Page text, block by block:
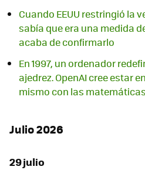
Cuando EEUU restringió la
sabía que era una medida
acaba de confirmarlo
En 1997, un ordenador
ajedrez. OpenAI cree estar
mismo con las matemáticas
Julio 2026
29 julio